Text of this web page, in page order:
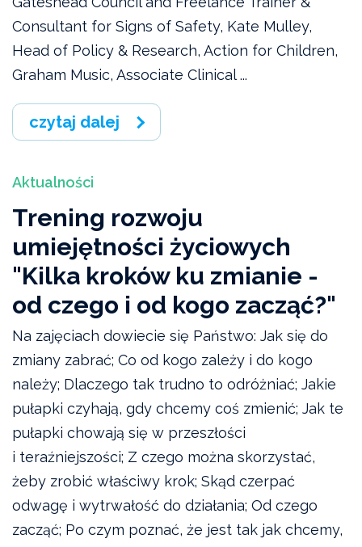
Consultant for Signs of Safety, Kate Mulley,
Head of Policy & Research, Action for Children,
Graham Music, Associate Clinical ...
czytaj dalej
Aktualności
Trening rozwoju
umiejętności życiowych
"Kilka kroków ku zmianie -
od czego i od kogo zacząć?"
Na zajęciach dowiecie się Państwo: Jak się do
zmiany zabrać; Co od kogo zależy i do kogo
należy; Dlaczego tak trudno to odróżniać; Jakie
pułapki czyhają, gdy chcemy coś zmienić; Jak te
pułapki chowają się w przeszłości
i teraźniejszości; Z czego można skorzystać,
żeby zrobić właściwy krok; Skąd czerpać
odwagę i wytrwałość do działania; Od czego
zacząć; Po czym poznać, że jest tak jak chcemy,